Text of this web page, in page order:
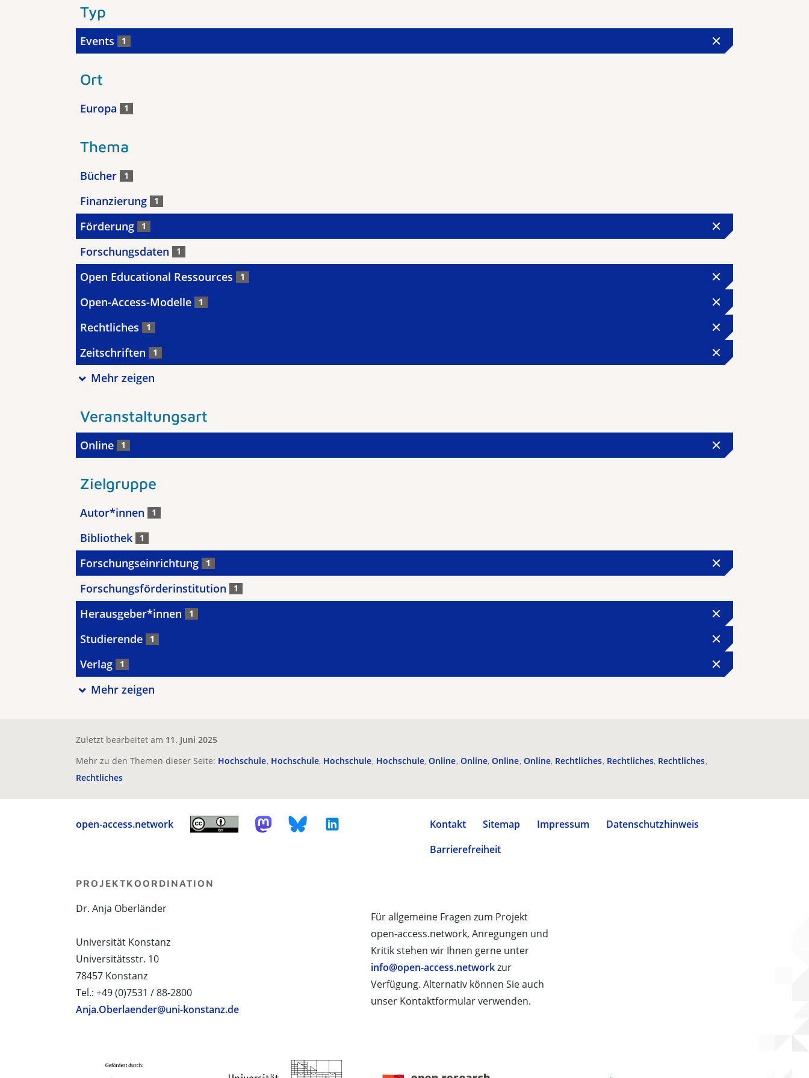
Typ
Events 1
Ort
Europa 1
Thema
Bücher 1
Finanzierung 1
Förderung 1
Forschungsdaten 1
Open Educational Ressources 1
Open-Access-Modelle 1
Rechtliches 1
Zeitschriften 1
Mehr zeigen
Veranstaltungsart
Online 1
Zielgruppe
Autor*innen 1
Bibliothek 1
Forschungseinrichtung 1
Forschungsförderinstitution 1
Herausgeber*innen 1
Studierende 1
Verlag 1
Mehr zeigen
Zuletzt bearbeitet am 11. Juni 2025
Mehr zu den Themen dieser Seite: Hochschule Hochschule Hochschule Hochschule Online Online Online Online Rechtliches Rechtliches Rechtliches
Rechtliches
open-access.network Kontakt Sitemap Impressum
Datenschutzhinweis
Barrierefreiheit
Für allgemeine Fragen zum Projekt
open-access.network, Anregungen und
Kritik stehen wir Ihnen gerne unter
info@open-access.networkzur
Verfügung. Alternativ können Sie auch
unser Kontaktformular verwenden.
PROJEKTKOORDINATION
Dr. Anja Oberländer
Universität Konstanz
Universitätsstr. 10
78457 Konstanz
Tel.: +49 (0)7531 / 88-2800
Anja.Oberlaender@uni-konstanz.de